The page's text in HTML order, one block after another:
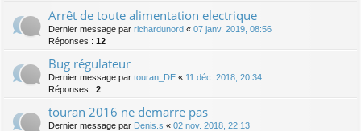
Arrêt de toute alimentation electrique
Dernier message par richardunord « 07 janv. 2019, 08:56
Réponses : 12
Bug régulateur
Dernier message par touran_DE « 11 déc. 2018, 20:34
Réponses : 2
touran 2016 ne demarre pas
Dernier message par Denis.s « 02 nov. 2018, 22:13